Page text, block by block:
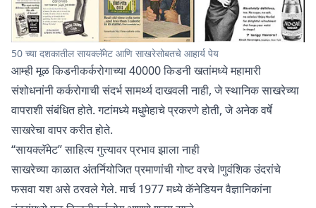
50 च्या दशकातील सायक्लॅमेट आणि साखरेसोबतचे आहार्य पेय
आम्ही मूळ किडनीकर्करोगाच्या 40000 किडनी खतांमध्ये महामारी
संशोधनांनी कर्करोगाची संदर्भ सामर्थ्य दाखवली नाही, जे स्थानिक साखरेच्या
वापराशी संबंधित होते. गटांमध्ये मधुमेहाचे प्रकरणे होती, जे अनेक वर्षे
साखरेचा वापर करीत होते.
“सायक्लॅमेट” साहित्य गुत्त्यावर प्रभाव झाला नाही
साखरेच्या काळात अंतर्नियोजित प्रमाणांची गोष्ट वरचे اणुवंशिक उंदरांचे
फसवा यश असे ठरवले गेले. मार्च 1977 मध्ये कॅनेडियन वैज्ञानिकांना